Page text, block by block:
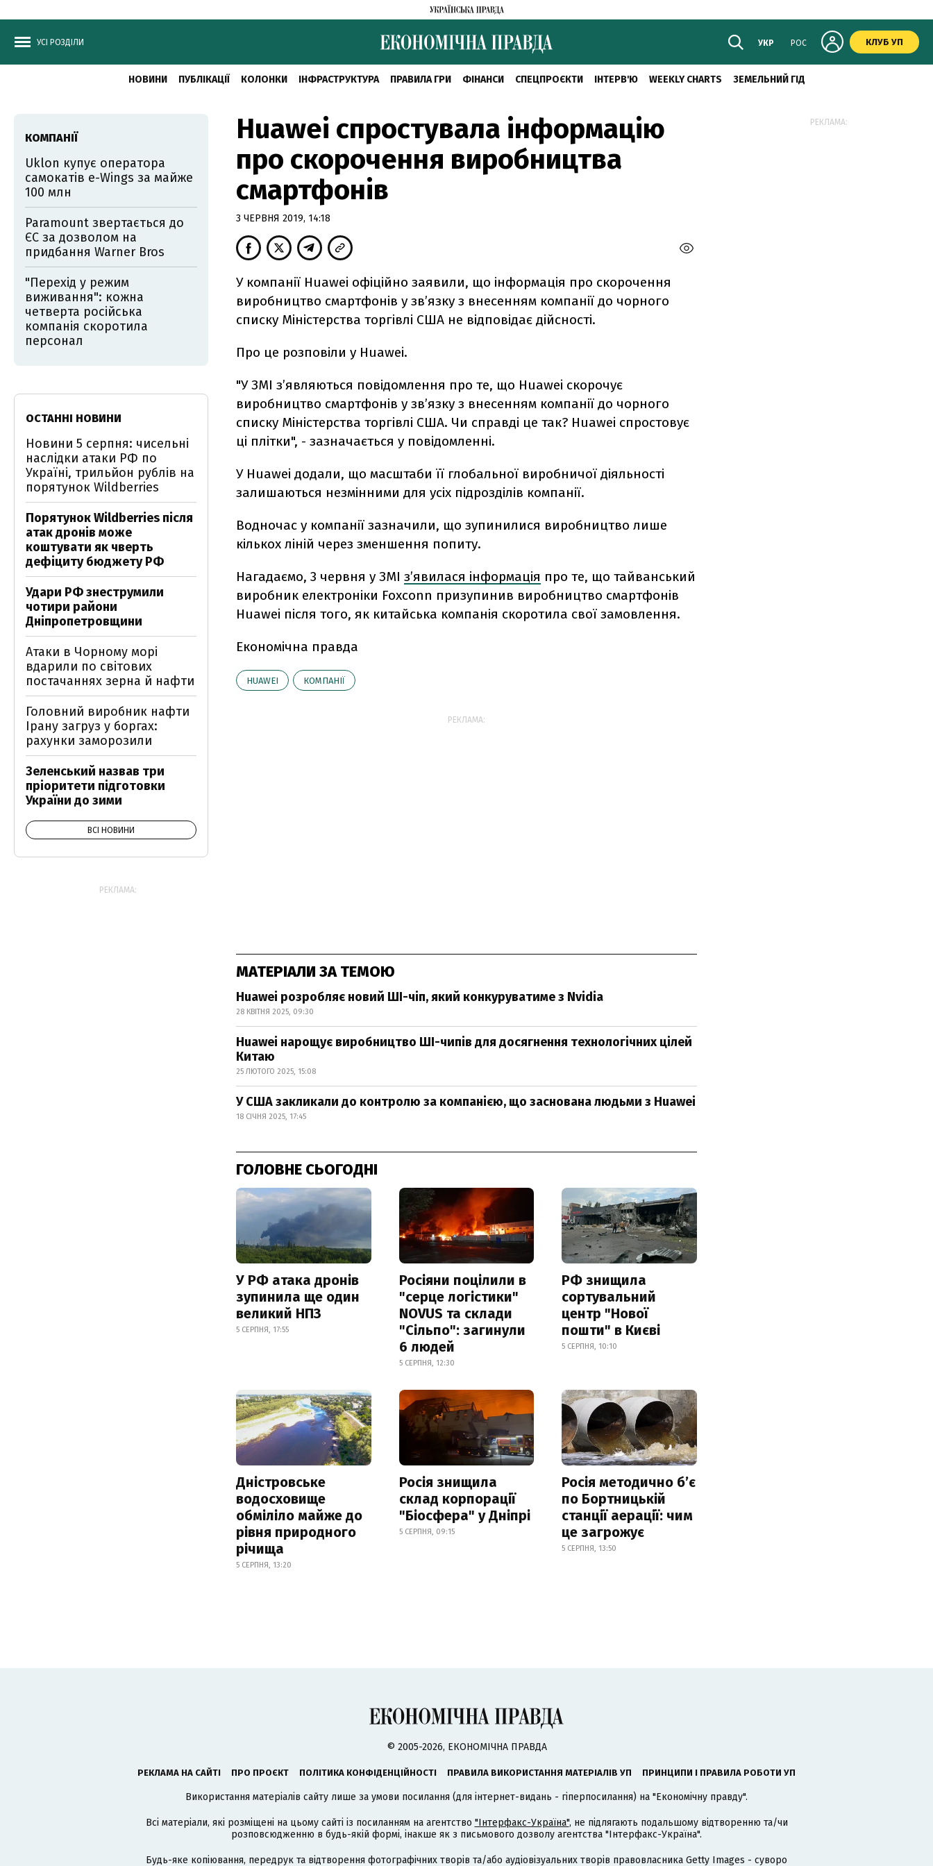
УСІ РОЗДІЛИ УКР РОС КЛУБ УП
НОВИНИ ПУБЛІКАЦІЇ КОЛОНКИ ІНФРАСТРУКТУРА ПРАВИЛА ГРИ ФІНАНСИ СПЕЦПРОЄКТИ ІНТЕРВ'Ю WEEKLY CHARTS ЗЕМЕЛЬНИЙ ГІД
Huawei спростувала інформацію
про скорочення виробництва
смартфонів
3 ЧЕРВНЯ 2019, 14:18
У компанії Huawei офіційно заявили, що інформація про скорочення
виробництво смартфонів у зв’язку з внесенням компанії до чорного
списку Міністерства торгівлі США не відповідає дійсності.
Про це розповіли у Huawei.
"У ЗМІ з’являються повідомлення про те, що Huawei скорочує
виробництво смартфонів у зв’язку з внесенням компанії до чорного
списку Міністерства торгівлі США. Чи справді це так? Huawei спростовує
ці плітки", - зазначається у повідомленні.
У Huawei додали, що масштаби її глобальної виробничої діяльності
залишаються незмінними для усіх підрозділів компанії.
Водночас у компанії зазначили, що зупинилися виробництво лише
кількох ліній через зменшення попиту.
Нагадаємо, 3 червня у ЗМІ з’явилася інформація про те, що тайванський
виробник електроніки Foxconn призупинив виробництво смартфонів
Huawei після того, як китайська компанія скоротила свої замовлення.
Економічна правда
HUAWEI КОМПАНІЇ
РЕКЛАМА:
МАТЕРІАЛИ ЗА ТЕМОЮ
Huawei розробляє новий ШІ-чіп, який конкуруватиме з Nvidia
28 КВІТНЯ 2025, 09:30
Huawei нарощує виробництво ШІ-чипів для досягнення технологічних цілей
Китаю
25 ЛЮТОГО 2025, 15:08
У США закликали до контролю за компанією, що заснована людьми з Huawei
18 СІЧНЯ 2025, 17:45
ГОЛОВНЕ СЬОГОДНІ
У РФ атака дронів
зупинила ще один
великий НПЗ
5 СЕРПНЯ, 17:55
Росіяни поцілили в
"серце логістики"
NOVUS та склади
"Сільпо": загинули
6 людей
5 СЕРПНЯ, 12:30
РФ знищила
сортувальний
центр "Нової
пошти" в Києві
5 СЕРПНЯ, 10:10
Дністровське
водосховище
обміліло майже до
рівня природного
річища
5 СЕРПНЯ, 13:20
Росія знищила
склад корпорації
"Біосфера" у Дніпрі
5 СЕРПНЯ, 09:15
Росія методично б’є
по Бортницькій
станції аерації: чим
це загрожує
5 СЕРПНЯ, 13:50
КОМПАНІЇ
Uklon купує оператора
самокатів e-Wings за майже
100 млн
Paramount звертається до
ЄС за дозволом на
придбання Warner Bros
"Перехід у режим
виживання": кожна
четверта російська
компанія скоротила
персонал
ОСТАННІ НОВИНИ
Новини 5 серпня: чисельні
наслідки атаки РФ по
Україні, трильйон рублів на
порятунок Wildberries
Порятунок Wildberries після
атак дронів може
коштувати як чверть
дефіциту бюджету РФ
Удари РФ знеструмили
чотири райони
Дніпропетровщини
Атаки в Чорному морі
вдарили по світових
постачаннях зерна й нафти
Головний виробник нафти
Ірану загруз у боргах:
рахунки заморозили
Зеленський назвав три
пріоритети підготовки
України до зими
ВСІ НОВИНИ
РЕКЛАМА:
РЕКЛАМА:
© 2005-2026, ЕКОНОМІЧНА ПРАВДА
РЕКЛАМА НА САЙТІ ПРО ПРОЄКТ ПОЛІТИКА КОНФІДЕНЦІЙНОСТІ ПРАВИЛА ВИКОРИСТАННЯ МАТЕРІАЛІВ УП ПРИНЦИПИ І ПРАВИЛА РОБОТИ УП
Використання матеріалів сайту лише за умови посилання (для інтернет-видань - гіперпосилання) на "Економічну правду".
Всі матеріали, які розміщені на цьому сайті із посиланням на агентство "Інтерфакс-Україна", не підлягають подальшому відтворенню та/чи
розповсюдженню в будь-якій формі, інакше як з письмового дозволу агентства "Інтерфакс-Україна".
Будь-яке копіювання, передрук та відтворення фотографічних творів та/або аудіовізуальних творів правовласника Getty Images - суворо